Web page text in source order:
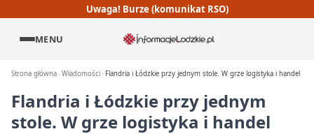
Uwaga! Burze (komunikat RSO)
MENU
Strona główna Wiadomości Flandria i Łódzkie przy jednym stole. W grze logistyka i handel
Flandria i Łódzkie przy jednym
stole. W grze logistyka i handel